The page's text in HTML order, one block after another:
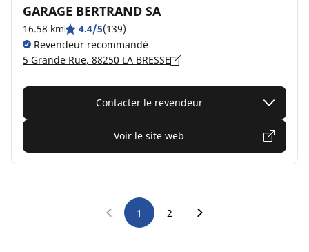
GARAGE BERTRAND SA
16.58 km 4.4/5(139)
Revendeur recommandé
5 Grande Rue, 88250 LA BRESSE
Contacter le revendeur
Voir le site web
1 2